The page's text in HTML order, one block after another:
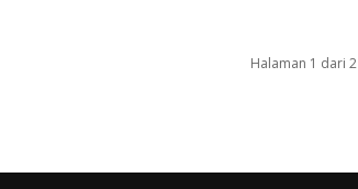
Halaman 1 dari 2